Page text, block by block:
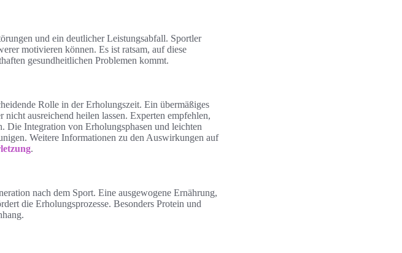
und ein deutlicher Leistungsabfall. Sportler
motivieren können. Es ist ratsam, auf diese
gesundheitlichen Problemen kommt.
Rolle in der Erholungszeit. Ein übermäßiges
ausreichend heilen lassen. Experten empfehlen,
Die Integration von Erholungsphasen und leichten
Weitere Informationen zu den Auswirkungen auf
.
nach dem Sport. Eine ausgewogene Ernährung,
die Erholungsprozesse. Besonders Protein und